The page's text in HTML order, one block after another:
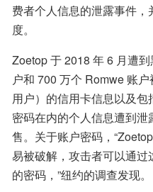
费者个人信息的泄露事件，
度。
Zoetop 于 2018 年 6 月遭
户和 700 万个 Romwe 账
用户）的信用卡信息以及
密码在内的个人信息遭到
售。关于账户密码，
易被破解，攻击者可以通
的密码，”纽约的调查发现。